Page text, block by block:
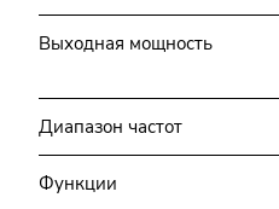
Выходная мощность
Диапазон частот
Функции